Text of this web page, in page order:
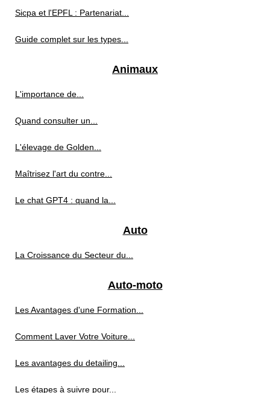
Sicpa et l'EPFL : Partenariat...
Guide complet sur les types...
Animaux
L'importance de...
Quand consulter un...
L'élevage de Golden...
Maîtrisez l'art du contre...
Le chat GPT4 : quand la...
Auto
La Croissance du Secteur du...
Auto-moto
Les Avantages d'une Formation...
Comment Laver Votre Voiture...
Les avantages du detailing...
Les étapes à suivre pour...